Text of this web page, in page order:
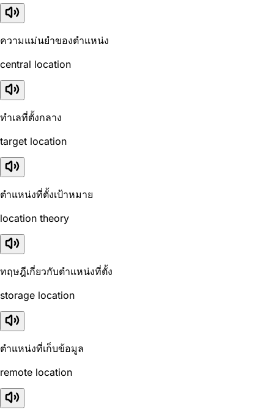
ความแม่นยำของตำแหน่ง
central location
ทำเลที่ตั้งกลาง
target location
ตำแหน่งที่ตั้งเป้าหมาย
location theory
ทฤษฎีเกี่ยวกับตำแหน่งที่ตั้ง
storage location
ตำแหน่งที่เก็บข้อมูล
remote location